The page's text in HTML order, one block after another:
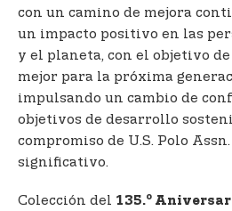
con un camino de mejora
un impacto positivo en las
y el planeta, con el objetivo
mejor para la próxima
impulsando un cambio de
objetivos de desarrollo
compromiso de U.S. Polo
significativo.
Colección del 135.o